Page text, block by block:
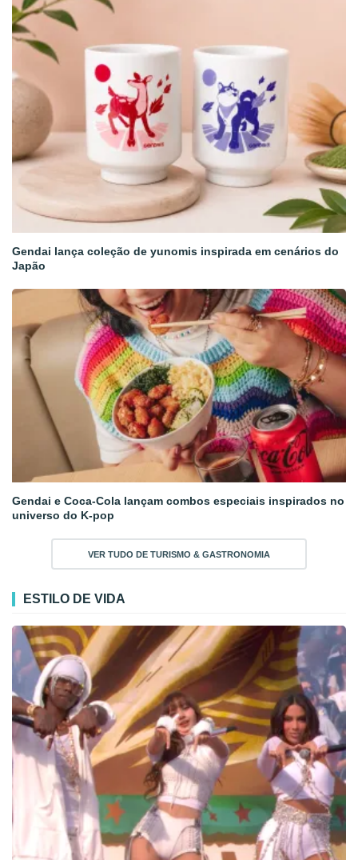
Gendai lança coleção de yunomis inspirada em cenários do
Japão
Gendai e Coca-Cola lançam combos especiais inspirados no
universo do K-pop
VER TUDO DE TURISMO & GASTRONOMIA
ESTILO DE VIDA